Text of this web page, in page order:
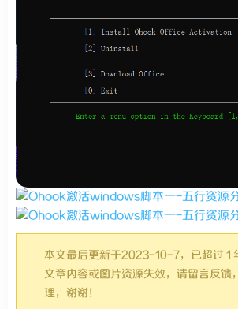
本文最后更新于2023-10-7，已超过 1
文章内容或图片资源失效，请留言反馈
理，谢谢！